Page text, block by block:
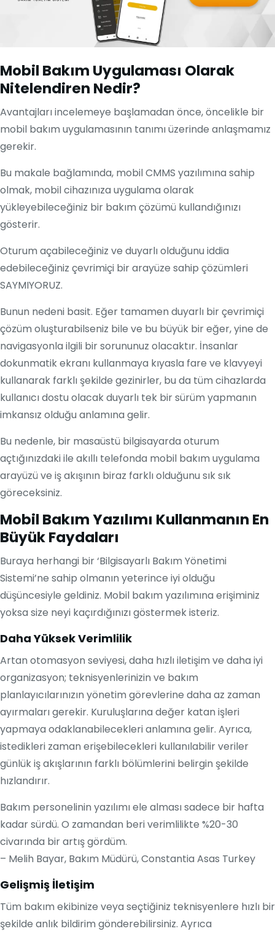
Mobil Bakım Uygulaması Olarak
Nitelendiren Nedir?
Avantajları incelemeye başlamadan önce, öncelikle bir
mobil bakım uygulamasının tanımı üzerinde anlaşmamız
gerekir.
Bu makale bağlamında, mobil CMMS yazılımına sahip
olmak, mobil cihazınıza uygulama olarak
yükleyebileceğiniz bir bakım çözümü kullandığınızı
gösterir.
Oturum açabileceğiniz ve duyarlı olduğunu iddia
edebileceğiniz çevrimiçi bir arayüze sahip çözümleri
SAYMIYORUZ.
Bunun nedeni basit. Eğer tamamen duyarlı bir çevrimiçi
çözüm oluşturabilseniz bile ve bu büyük bir eğer, yine de
navigasyonla ilgili bir sorununuz olacaktır. İnsanlar
dokunmatik ekranı kullanmaya kıyasla fare ve klavyeyi
kullanarak farklı şekilde gezinirler, bu da tüm cihazlarda
kullanıcı dostu olacak duyarlı tek bir sürüm yapmanın
imkansız olduğu anlamına gelir.
Bu nedenle, bir masaüstü bilgisayarda oturum
açtığınızdaki ile akıllı telefonda mobil bakım uygulama
arayüzü ve iş akışının biraz farklı olduğunu sık sık
göreceksiniz.
Mobil Bakım Yazılımı Kullanmanın En
Büyük Faydaları
Buraya herhangi bir ‘Bilgisayarlı Bakım Yönetimi
Sistemi’ne sahip olmanın yeterince iyi olduğu
düşüncesiyle geldiniz. Mobil bakım yazılımına erişiminiz
yoksa size neyi kaçırdığınızı göstermek isteriz.
Daha Yüksek Verimlilik
Artan otomasyon seviyesi, daha hızlı iletişim ve daha iyi
organizasyon; teknisyenlerinizin ve bakım
planlayıcılarınızın yönetim görevlerine daha az zaman
ayırmaları gerekir. Kuruluşlarına değer katan işleri
yapmaya odaklanabilecekleri anlamına gelir. Ayrıca,
istedikleri zaman erişebilecekleri kullanılabilir veriler
günlük iş akışlarının farklı bölümlerini belirgin şekilde
hızlandırır.
Bakım personelinin yazılımı ele alması sadece bir hafta
kadar sürdü. O zamandan beri verimlilikte %20-30
civarında bir artış gördüm.
– Melih Bayar, Bakım Müdürü, Constantia Asas Turkey
Gelişmiş İletişim
Tüm bakım ekibinize veya seçtiğiniz teknisyenlere hızlı bir
şekilde anlık bildirim gönderebilirsiniz. Ayrıca